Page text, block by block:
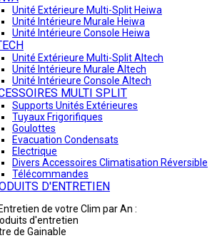
Unité Extérieure Multi-Split Heiwa
Unité Intérieure Murale Heiwa
Unité Intérieure Console Heiwa
Unité Extérieure Multi-Split Altech
Unité Intérieure Murale Altech
Unité Intérieure Console Altech
MULTI SPLIT
Supports Unités Extérieures
Tuyaux Frigorifiques
Goulottes
Evacuation Condensats
Electrique
Divers Accessoires Climatisation Réversible
Télécommandes
D'ENTRETIEN
de votre Clim par An :
d'entretien
de Gainable